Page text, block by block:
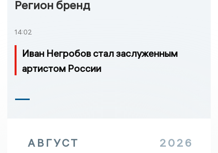
Регион бренд
14:02
Иван Негробов стал заслуженным
артистом России
АВГУСТ 2026